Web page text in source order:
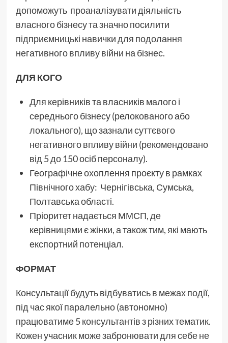
допоможуть проаналізувати діяльність
власного бізнесу та значно посилити
підприємницькі навички для подолання
негативного впливу війни на бізнес.
ДЛЯ КОГО
Для керівників та власників малого і
середнього бізнесу (релокованого або
локального), що зазнали суттєвого
негативного впливу війни (рекомендовано
від 5 до 150 осіб персоналу).
Географічне охоплення проєкту в рамках
Північного хабу: Чернігівська, Сумська,
Полтавська області.
Пріоритет надається ММСП, де
керівницями є жінки, а також тим, які мають
експортний потенціал.
ФОРМАТ
Консультації будуть відбуватись в межах події,
під час якої паралельно (автономно)
працюватиме 5 консультантів з різних тематик.
Кожен учасник може забронювати для себе не